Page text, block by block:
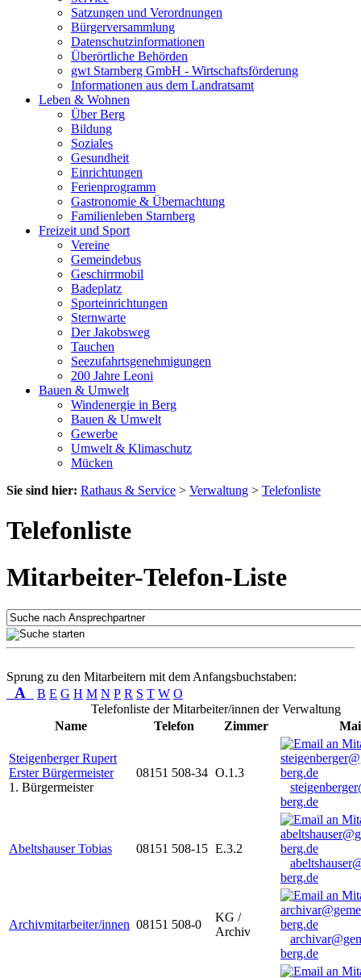
Satzungen und Verordnungen
Bürgerversammlung
Datenschutzinformationen
Überörtliche Behörden
gwt Starnberg GmbH - Wirtschaftsförderung
Informationen aus dem Landratsamt
Leben & Wohnen
Über Berg
Bildung
Soziales
Gesundheit
Einrichtungen
Ferienprogramm
Gastronomie & Übernachtung
Familienleben Starnberg
Freizeit und Sport
Vereine
Gemeindebus
Geschirrmobil
Badeplatz
Sporteinrichtungen
Sternwarte
Der Jakobsweg
Tauchen
Seezufahrtsgenehmigungen
200 Jahre Leoni
Bauen & Umwelt
Windenergie in Berg
Bauen & Umwelt
Gewerbe
Umwelt & Klimaschutz
Mücken
Sie sind hier: Rathaus & Service > Verwaltung > Telefonliste
Telefonliste
Mitarbeiter-Telefon-Liste
Sprung zu den Mitarbeitern mit dem Anfangsbuchstaben:
A B E G H M N P R S T W O
Telefonliste der Mitarbeiter/innen der Verwaltung
Name
Telefon Zimmer
Steigenberger Rupert
Erster Bürgermeister
1. Bürgermeister
08151 508-34 O.1.3
berg.de
Abeltshauser Tobias 08151 508-15 E.3.2
berg.de
Archivmitarbeiter/innen 08151 508-0
KG /
Archiv
berg.de